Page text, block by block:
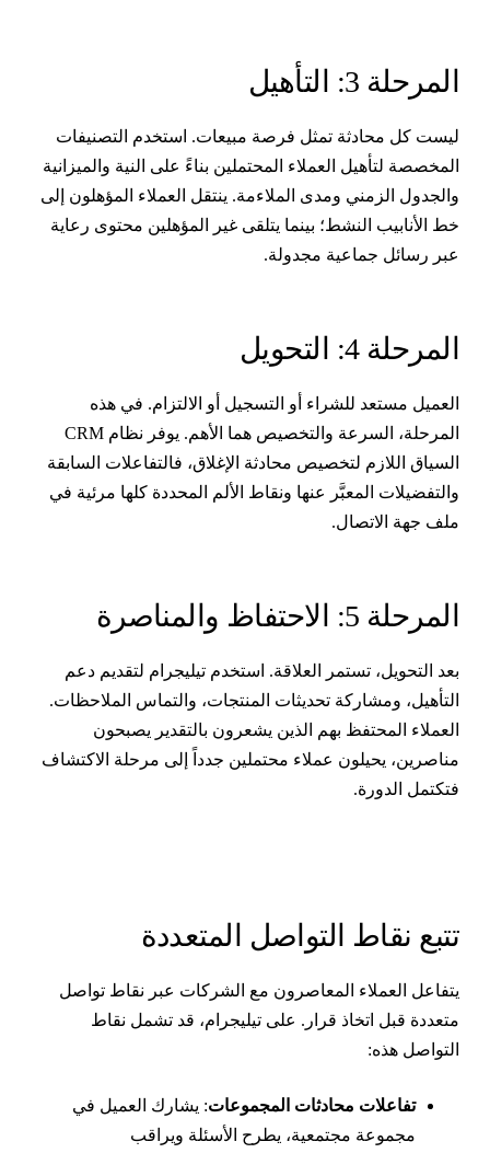
3: التأهيل
كل محادثة تمثل فرصة مبيعات. استخدم التصنيفات
لتأهيل العملاء المحتملين بناءً على النية والميزانية
الزمني ومدى الملاءمة. ينتقل العملاء المؤهلون إلى
الأنابيب النشط؛ بينما يتلقى غير المؤهلين محتوى رعاية
رسائل جماعية مجدولة.
4: التحويل
مستعد للشراء أو التسجيل أو الالتزام. في هذه
المرحلة، السرعة والتخصيص هما الأهم. يوفر نظام CRM
اللازم لتخصيص محادثة الإغلاق، فالتفاعلات السابقة
المعبَّر عنها ونقاط الألم المحددة كلها مرئية في
جهة الاتصال.
5: الاحتفاظ والمناصرة
التحويل، تستمر العلاقة. استخدم تيليجرام لتقديم دعم
ومشاركة تحديثات المنتجات، والتماس الملاحظات.
المحتفظ بهم الذين يشعرون بالتقدير يصبحون
يحيلون عملاء محتملين جدداً إلى مرحلة الاكتشاف
الدورة.
نقاط التواصل المتعددة
العملاء المعاصرون مع الشركات عبر نقاط تواصل
قبل اتخاذ قرار. على تيليجرام، قد تشمل نقاط
هذه:
تفاعلات محادثات المجموعات: يشارك العميل في
مجموعة مجتمعية، يطرح الأسئلة ويراقب